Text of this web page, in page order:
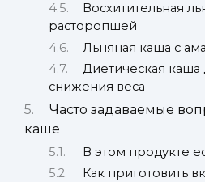
Восхитительная
расторопшей
Льняная каша с
Диетическая
снижения веса
Часто задаваемые
каше
В этом продукте
Как приготовить